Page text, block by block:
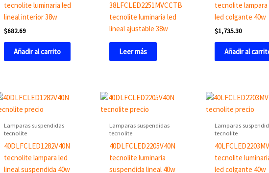
tecnolite luminaria led
lineal interior 38w
$682.69
Añadir al carrito
38LFCLED2251MVCCTB
tecnolite luminaria led
lineal ajustable 38w
Leer más
tecnolite lampara
led colgante 40w
$1,735.30
Añadir al
Lamparas suspendidas
tecnolite
40DLFCLED1282V40N
tecnolite lampara led
lineal suspendida 40w
Lamparas suspendidas
tecnolite
40DLFCLED2205V40N
tecnolite luminaria
suspendida lineal 40w
Lamparas
tecnolite
tecnolite
led colgante 40w